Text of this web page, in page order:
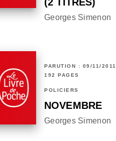
Georges Simenon
PARUTION : 09/11/2011
192 PAGES
POLICIERS
NOVEMBRE
Georges Simenon